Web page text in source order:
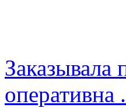
Заказывала
оперативна